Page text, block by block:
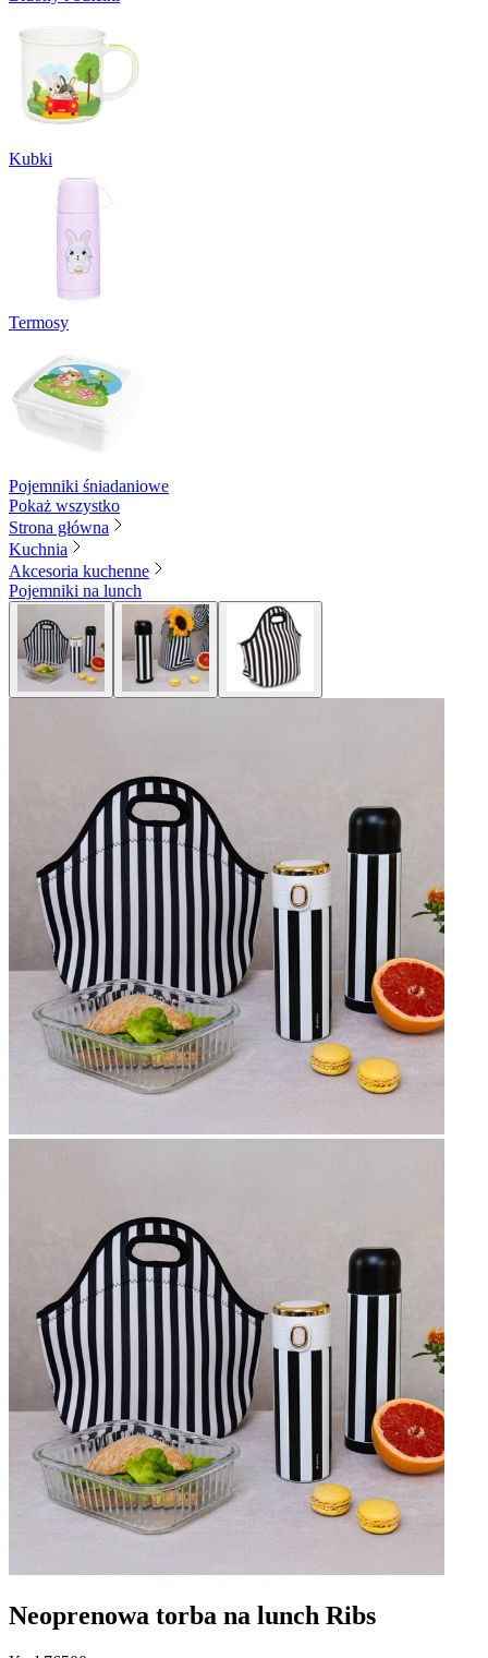
Kubki
Termosy
Pojemniki śniadaniowe
Pokaż wszystko
Strona główna
Kuchnia
Akcesoria kuchenne
Pojemniki na lunch
Neoprenowa torba na lunch Ribs